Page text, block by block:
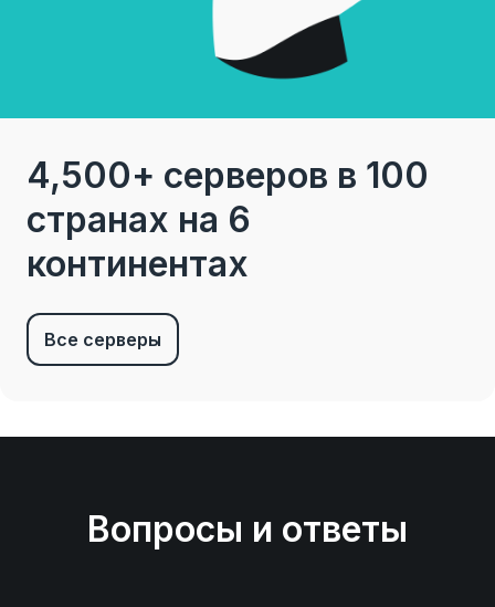
4,500+ серверов в 100
странах на 6
континентах
Все серверы
Вопросы и ответы